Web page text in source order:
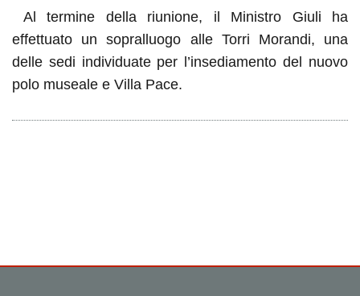
Al termine della riunione, il Ministro Giuli ha
effettuato un sopralluogo alle Torri Morandi, una
delle sedi individuate per l’insediamento del nuovo
polo museale e Villa Pace.